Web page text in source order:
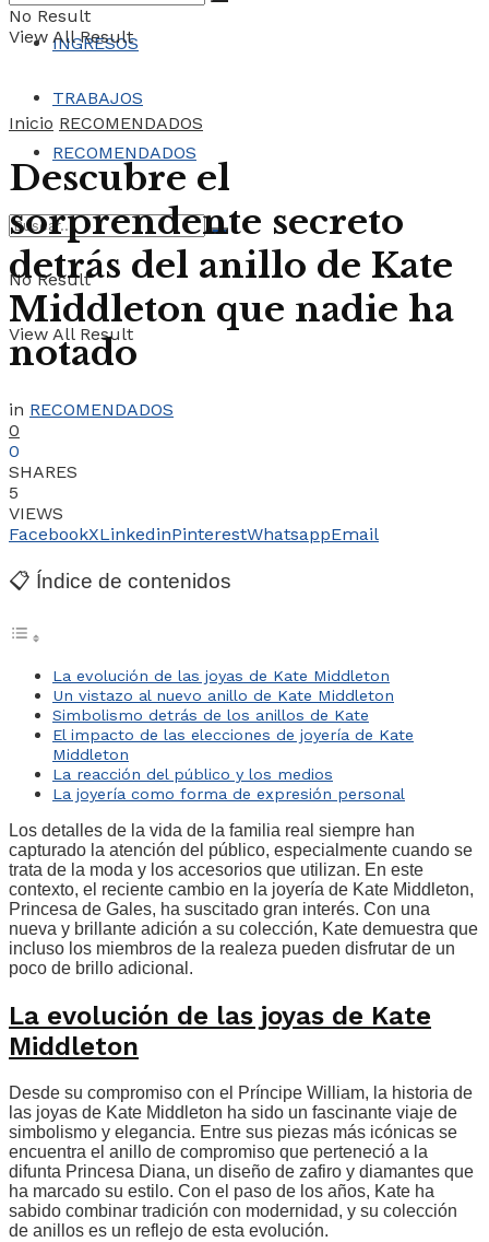
INGRESOS
TRABAJOS
RECOMENDADOS
No Result
View All Result
No Result
View All Result
Inicio RECOMENDADOS
Descubre el
sorprendente secreto
detrás del anillo de Kate
Middleton que nadie ha
notado
in RECOMENDADOS
0
0
SHARES
5
VIEWS
FacebookXLinkedinPinterestWhatsappEmail
📋 Índice de contenidos
La evolución de las joyas de Kate Middleton
Un vistazo al nuevo anillo de Kate Middleton
Simbolismo detrás de los anillos de Kate
El impacto de las elecciones de joyería de Kate
Middleton
La reacción del público y los medios
La joyería como forma de expresión personal
Los detalles de la vida de la familia real siempre han
capturado la atención del público, especialmente cuando se
trata de la moda y los accesorios que utilizan. En este
contexto, el reciente cambio en la joyería de Kate Middleton,
Princesa de Gales, ha suscitado gran interés. Con una
nueva y brillante adición a su colección, Kate demuestra que
incluso los miembros de la realeza pueden disfrutar de un
poco de brillo adicional.
La evolución de las joyas de Kate
Middleton
Desde su compromiso con el Príncipe William, la historia de
las joyas de Kate Middleton ha sido un fascinante viaje de
simbolismo y elegancia. Entre sus piezas más icónicas se
encuentra el anillo de compromiso que perteneció a la
difunta Princesa Diana, un diseño de zafiro y diamantes que
ha marcado su estilo. Con el paso de los años, Kate ha
sabido combinar tradición con modernidad, y su colección
de anillos es un reflejo de esta evolución.